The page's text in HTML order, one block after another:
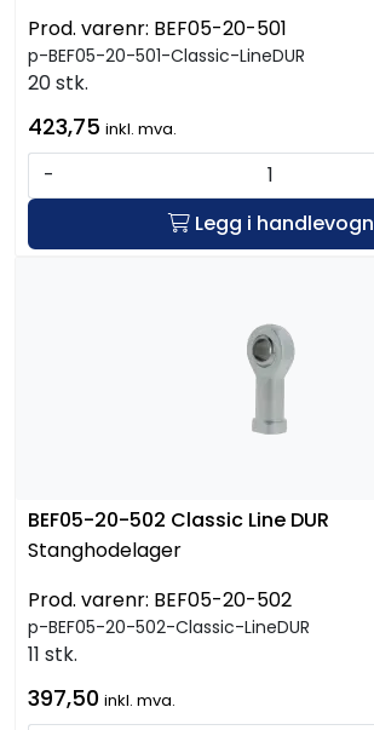
Prod. varenr: BEF05-20-501
p-BEF05-20-501-Classic-LineDUR
20 stk.
423,75 inkl. mva.
-
Legg i handlevogn
BEF05-20-502 Classic Line DUR
Stanghodelager
Prod. varenr: BEF05-20-502
p-BEF05-20-502-Classic-LineDUR
11 stk.
397,50 inkl. mva.